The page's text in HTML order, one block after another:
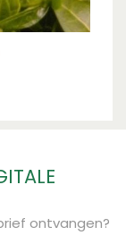
ontvangen?